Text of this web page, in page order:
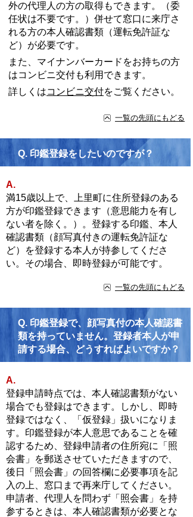
外の代理人の方の取得もできます。（委
任状は不要です。）併せて窓口に来庁さ
れる方の本人確認書類（運転免許証な
ど）が必要です。
また、マイナンバーカードをお持ちの方
はコンビニ交付も利用できます。
詳しくはコンビニ交付をご覧ください。
一覧の先頭にもどる
Q. 印鑑登録をしたいのですが？
A.
満15歳以上で、上里町に住所登録のある
方が印鑑登録できます（意思能力を有し
ない者を除く。）。登録する印鑑、本人
確認書類（顔写真付きの運転免許証な
ど）を登録する本人が持参してくださ
い。その場合、即時登録が可能です。
一覧の先頭にもどる
Q. 印鑑登録で、顔写真付の本人確認書
類を持っていません。登録者本人が申
請する場合、どうすればよいですか？
A.
登録申請時点では、本人確認書類がない
場合でも登録はできます。しかし、即時
登録ではなく、「仮登録」扱いになりま
す。印鑑登録が本人意思であることを確
認するため、登録申請者の住所宛に「照
会書」を郵送させていただきますので、
後日「照会書」の回答欄に必要事項を記
入の上、窓口まで再来庁してください。
申請者、代理人を問わず「照会書」を持
参するときは、本人確認書類が必要とな